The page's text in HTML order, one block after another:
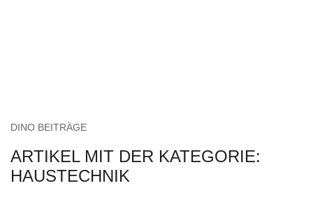
DINO BEITRÄGE
ARTIKEL MIT DER KATEGORIE:
HAUSTECHNIK